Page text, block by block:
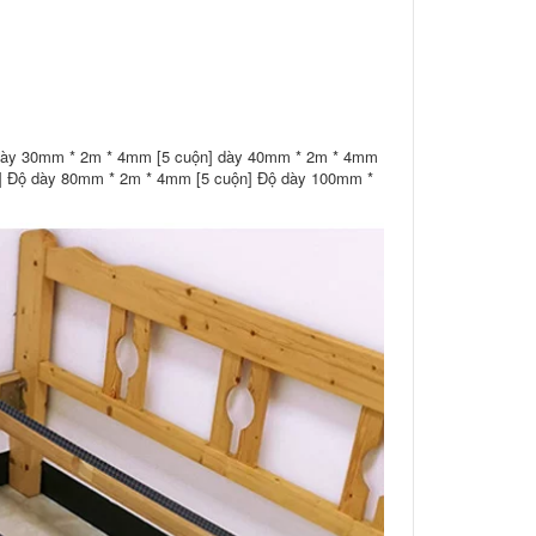
30mm * 2m * 4mm [5 cuộn] dày 40mm * 2m * 4mm
dày 80mm * 2m * 4mm [5 cuộn] Độ dày 100mm *